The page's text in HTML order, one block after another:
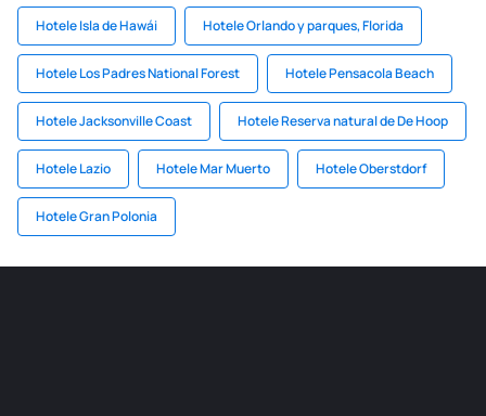
Hotele Isla de Hawái Hotele Orlando y parques, Florida
Hotele Los Padres National Forest Hotele Pensacola Beach
Hotele Jacksonville Coast Hotele Reserva natural de De Hoop
Hotele Lazio Hotele Mar Muerto Hotele Oberstdorf
Hotele Gran Polonia